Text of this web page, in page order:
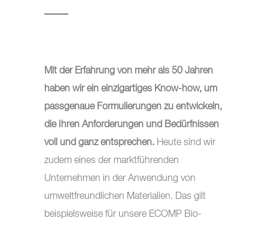
Mit der Erfahrung von mehr als 50 Jahren
haben wir ein einzigartiges Know-how, um
passgenaue Formulierungen zu entwickeln,
die Ihren Anforderungen und Bedürfnissen
voll und ganz entsprechen. Heute sind wir
zudem eines der marktführenden
Unternehmen in der Anwendung von
umweltfreundlichen Materialien. Das gilt
beispielsweise für unsere ECOMP Bio-